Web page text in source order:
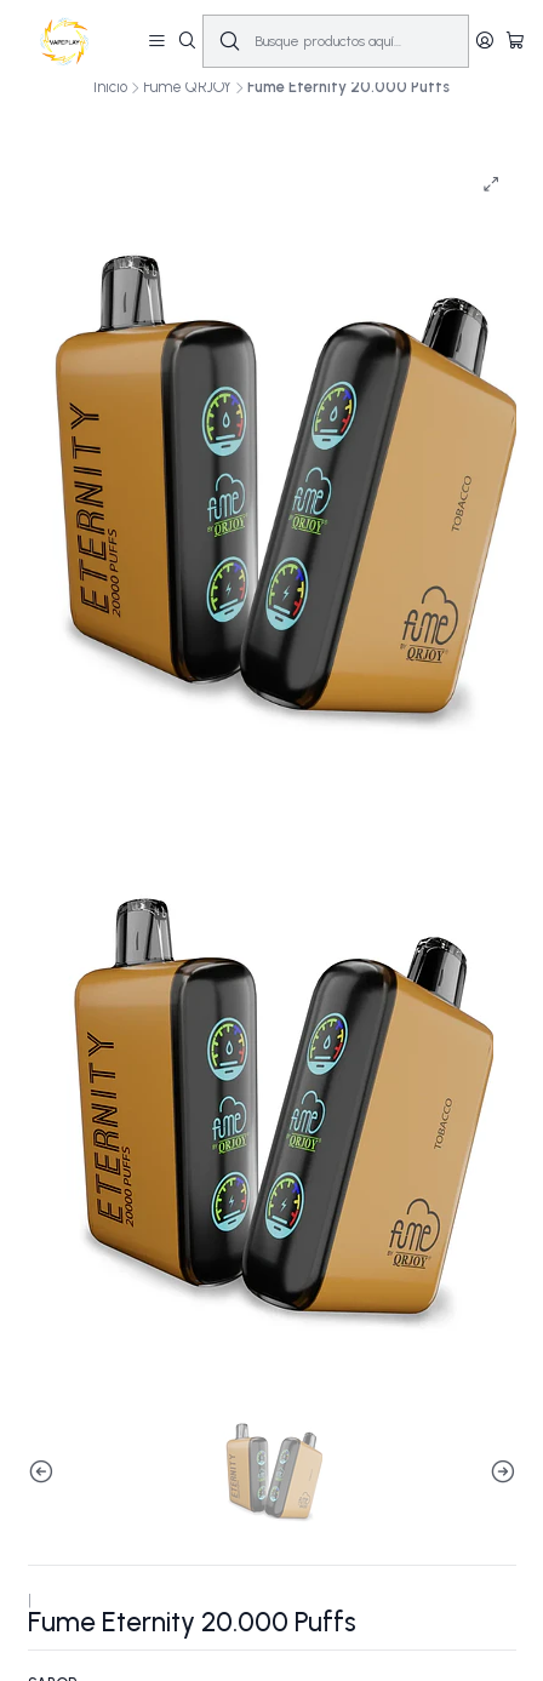
10% OFF primera compra! | Compra antes de las 14:00 y recíbelo el mismo
día en Santiago (Lun–Sáb)🚚💨
Inicio Fume QRJOY Fume Eternity 20.000 Puffs
|
Fume Eternity 20.000 Puffs